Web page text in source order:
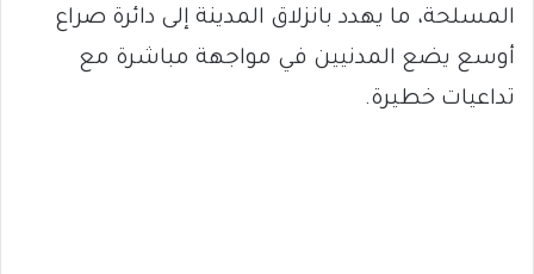
المسلحة، ما يهدد بانزلاق المدينة إلى دائرة صراع
أوسع يضع المدنيين في مواجهة مباشرة مع
تداعيات خطيرة.